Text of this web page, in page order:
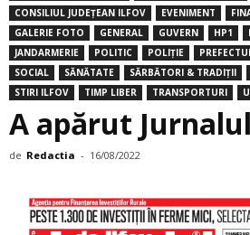
CONSILIUL JUDEȚEAN ILFOV
EVENIMENT
GALERIE FOTO
GENERAL GUVERN HP1
JANDARMERIE
POLITIC POLIȚIE
SOCIAL
SĂNĂTATE SĂRBĂTORI & TRADIȚII
STIRI ILFOV
TIMP LIBER TRANSPORTURI
A apărut
de Redactia - 16/08/2022